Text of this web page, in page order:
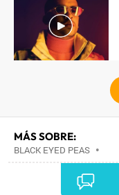
MÁS SOBRE:
BLACK EYED PEAS •